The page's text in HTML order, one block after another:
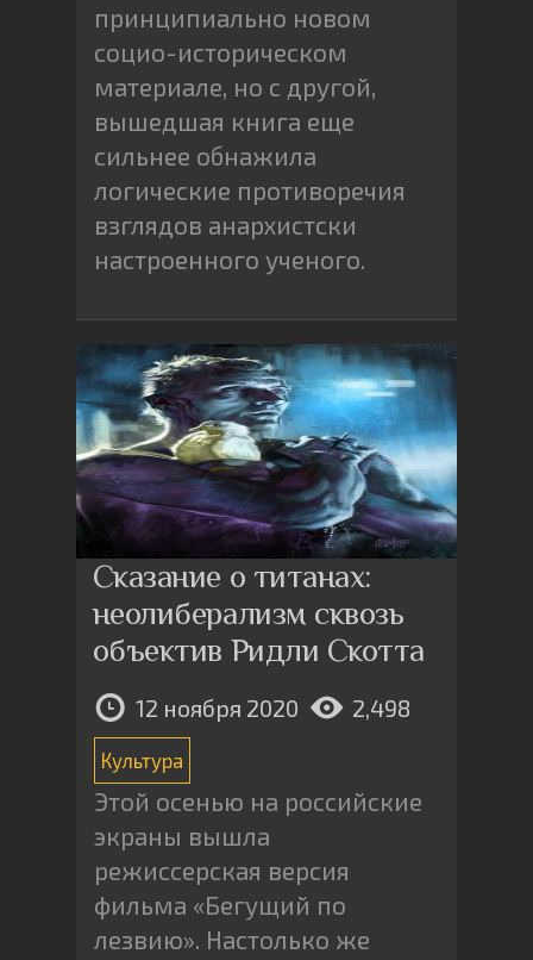
принципиально новом
социо-историческом
материале, но с другой,
вышедшая книга еще
сильнее обнажила
логические противоречия
взглядов анархистски
настроенного ученого.
Сказание о титанах:
неолиберализм сквозь
объектив Ридли Скотта
12 ноября 2020 2,498
Культура
Этой осенью на российские
экраны вышла
режиссерская версия
фильма «Бегущий по
лезвию». Настолько же